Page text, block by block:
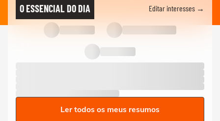
O ESSENCIAL DO DIA Editar interesses →
Ler todos os meus resumos